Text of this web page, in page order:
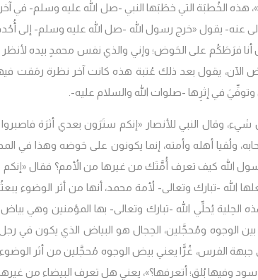
، هذه الخُطبَة التي خطَبَها النبي -صل الله عليه وسلم- في
عنه- يقول «خرج رسول الله -صل الله عليه وسلم- إلى
أنا فرَطَكُم على الحَوض؛ وإني والذي نفس محمدٍ بيده
الآن، يقول بعد ذلك عُتبة هذه كانت آخر نظرة رمَقت
وتوفِّيَ في إثرِها -صلوات الله والسلام عليه-.
وقال النبي للأنصار «إنكم ستَرَون بعدي أثرَة
ولُقيا أهله وأمته، إنما يكونون على حَوضه وهذا في
الله كيف تعرف أُمَّتَك من غيرها من الأُمم؟ فقال
الله -تبارك وتعالى- لأُمة محمد، أنها من أثر الوضوء
الحِلية يُحلِّي الله -تبارك وتعالى- بها المؤمنين وهي بياض
الوجوه ومُحجَّلين، الحِجال هو البياض الذي يكون في رجل
جبهة الفرس، غُرًّا يعني بيض الوجوه مُحجَّلين من أثر
وفيها بُلق؛ أتعرِفها؟»، يعني هل تعرف البيضاء من